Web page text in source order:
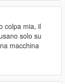
colpa mia, il
solo su
macchina